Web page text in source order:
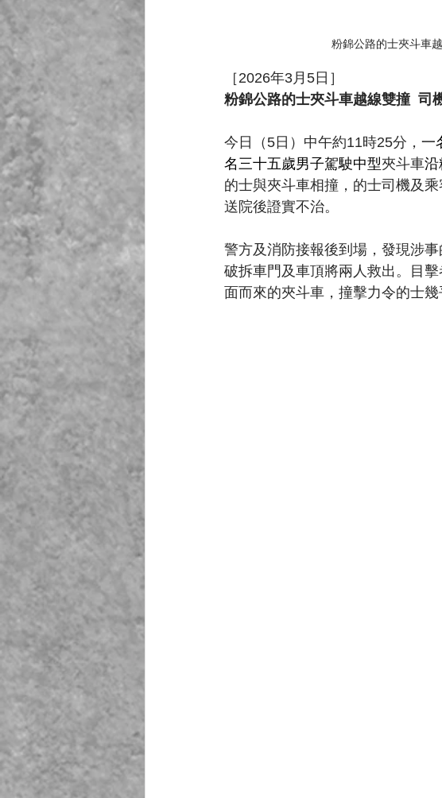
粉錦公路的士夾斗車
［2026年3月5日］
粉錦公路的士夾斗車越線雙撞  司
今日（5日）中午約11時25分， 一
名三十五歲男子駕駛中型夾斗車沿
的士與夾斗車相撞，的士司機及
送院後證實不治。
警方及消防接報後到場，發現涉
破拆車門及車頂將兩人救出。目
面而來的夾斗車，撞擊力令的士